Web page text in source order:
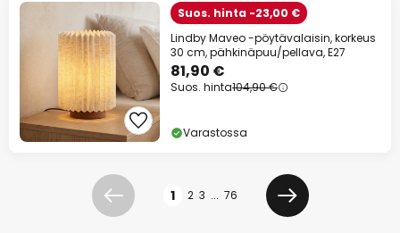
Suos. hinta -23,00 €
Lindby Maveo -pöytävalaisin, korkeus
30 cm, pähkinäpuu/pellava, E27
81,90 €
Suos. hinta104,90 €
Varastossa
Edellinen 1 2 3 ... 76
Seuraava